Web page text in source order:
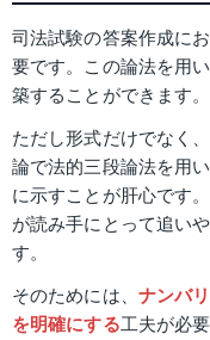
司法試験の答案作成に
要です。この論法を用
築することができます。
ただし形式だけでなく
論で法的三段論法を用
に示すことが肝心です
が読み手にとって追い
す。
そのためには、 ナンバ
を明確にする工夫が必